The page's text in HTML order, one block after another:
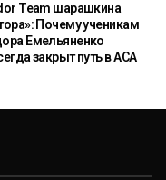
Team шарашкина
Почему ученикам
Емельяненко
закрыт путь в ACA